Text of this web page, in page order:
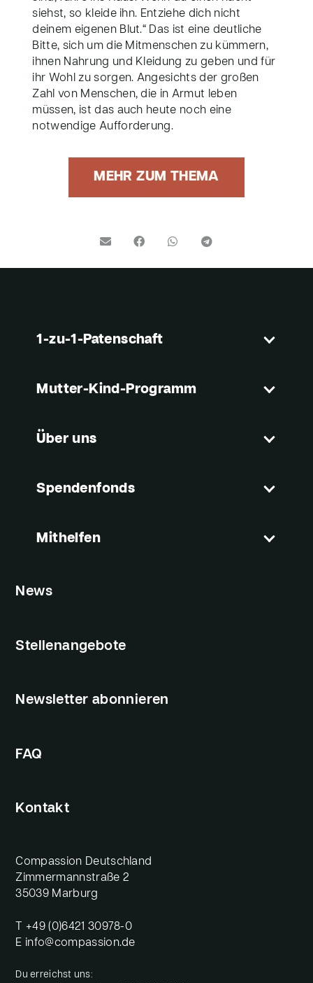
siehst, so kleide ihn. Entziehe dich nicht
deinem eigenen Blut.“ Das ist eine deutliche
Bitte, sich um die Mitmenschen zu kümmern,
ihnen Nahrung und Kleidung zu geben und für
ihr Wohl zu sorgen. Angesichts der großen
Zahl von Menschen, die in Armut leben
müssen, ist das auch heute noch eine
notwendige Aufforderung.
MEHR ZUM THEMA
1-zu-1-Patenschaft
Mutter-Kind-Programm
Über uns
Spendenfonds
Mithelfen
News
Stellenangebote
Newsletter abonnieren
FAQ
Kontakt
Compassion Deutschland
Zimmermannstraße 2
35039 Marburg
T +49 (0)6421 30978-0
E info@compassion.de
Du erreichst uns: